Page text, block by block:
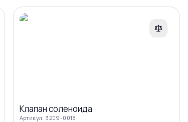
Клапан соленоида
Артикул: 3209-0018